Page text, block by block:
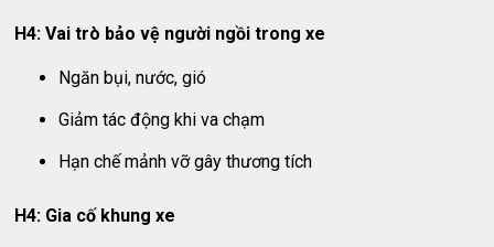
H4: Vai trò bảo vệ người ngồi trong xe
Ngăn bụi, nước, gió
Giảm tác động khi va chạm
Hạn chế mảnh vỡ gây thương tích
H4: Gia cố khung xe